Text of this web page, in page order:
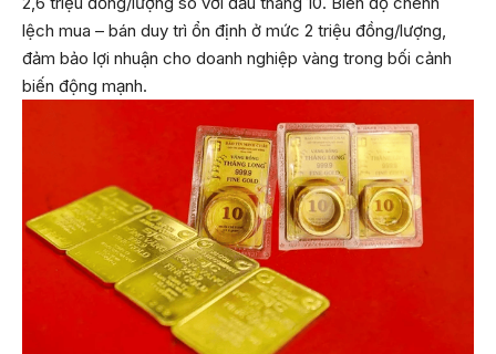
lệch mua – bán duy trì ổn định ở mức 2 triệu đồng/lượng,
đảm bảo lợi nhuận cho doanh nghiệp vàng trong bối cảnh
biến động mạnh.